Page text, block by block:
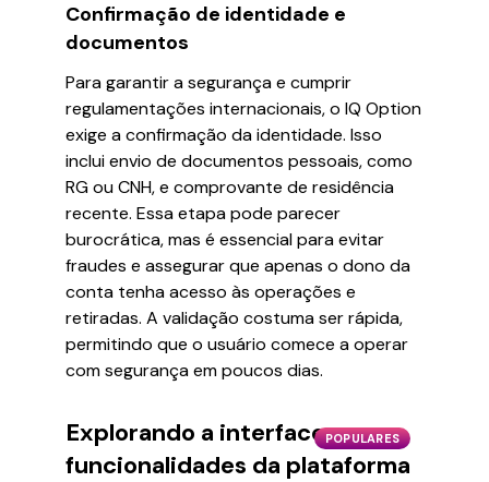
Confirmação de identidade e
documentos
Para garantir a segurança e cumprir
regulamentações internacionais, o IQ Option
exige a confirmação da identidade. Isso
inclui envio de documentos pessoais, como
RG ou CNH, e comprovante de residência
recente. Essa etapa pode parecer
burocrática, mas é essencial para evitar
fraudes e assegurar que apenas o dono da
conta tenha acesso às operações e
retiradas. A validação costuma ser rápida,
permitindo que o usuário comece a operar
com segurança em poucos dias.
POPULARES
Explorando a interface e
funcionalidades da plataforma